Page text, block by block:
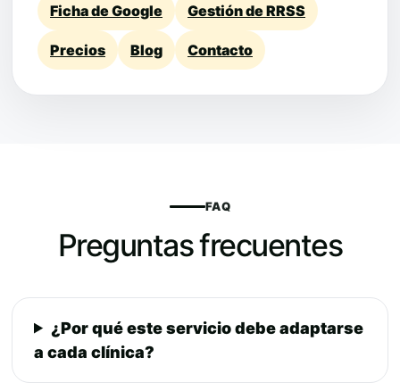
Ficha de Google Gestión de RRSS
Precios Blog Contacto
FAQ
Preguntas frecuentes
¿Por qué este servicio debe adaptarse
a cada clínica?